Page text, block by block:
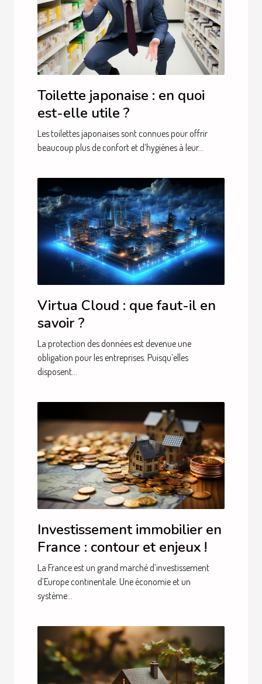
Toilette japonaise : en quoi
est-elle utile ?
Les toilettes japonaises sont connues pour offrir
beaucoup plus de confort et d’hygiènes à leur...
Virtua Cloud : que faut-il en
savoir ?
La protection des données est devenue une
obligation pour les entreprises. Puisqu’elles
disposent...
Investissement immobilier en
France : contour et enjeux !
La France est un grand marché d’investissement
d’Europe continentale. Une économie et un
système...